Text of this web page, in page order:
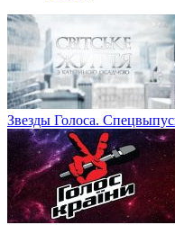
Звезды Голоса.